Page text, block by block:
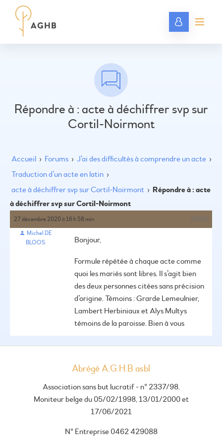
Répondre à : acte à déchiffrer svp sur
Cortil-Noirmont
Accueil › Forums › J’ai des difficultés à comprendre un acte ›
Traduction d’un acte en latin ›
acte à déchiffrer svp sur Cortil-Noirmont › Répondre à : acte
à déchiffrer svp sur Cortil-Noirmont
27 décembre 2020 à 16 h 58 min
Michel DE
BLOOS
Bonjour,
Formule répétée à chaque acte comme
quoi les mariés sont libres. Il s’agit bien
des deux personnes citées sans précision
d’origine. Témoins : Grarde Lemeulnier,
Lambert Herbiniaux et Alys Multys
témoins de la paroisse. Bien à vous
Abrégé A.G.H.B asbl
Association sans but lucratif - n° 2337/98.
Moniteur belge du 05/02/1998, 13/01/2000 et
17/06/2021
N° Entreprise 0462 429088